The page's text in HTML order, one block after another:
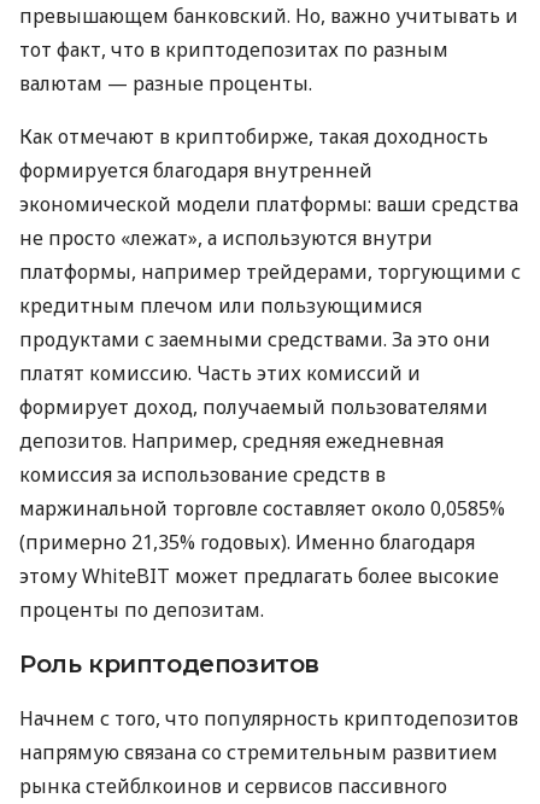
превышающем банковский. Но, важно учитывать и
тот факт, что в криптодепозитах по разным
валютам — разные проценты.
Как отмечают в криптобирже, такая доходность
формируется благодаря внутренней
экономической модели платформы: ваши средства
не просто «лежат», а используются внутри
платформы, например трейдерами, торгующими с
кредитным плечом или пользующимися
продуктами с заемными средствами. За это они
платят комиссию. Часть этих комиссий и
формирует доход, получаемый пользователями
депозитов. Например, средняя ежедневная
комиссия за использование средств в
маржинальной торговле составляет около 0,0585%
(примерно 21,35% годовых). Именно благодаря
этому WhiteBIT может предлагать более высокие
проценты по депозитам.
Роль криптодепозитов
Начнем с того, что популярность криптодепозитов
напрямую связана со стремительным развитием
рынка стейблкоинов и сервисов пассивного